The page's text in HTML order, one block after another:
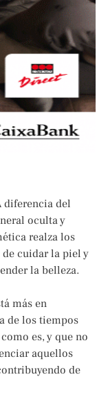
diferencia del
oculta y
realza los
de cuidar la piel y
la belleza.
más en
de los tiempos
es, y que no
aquellos
de